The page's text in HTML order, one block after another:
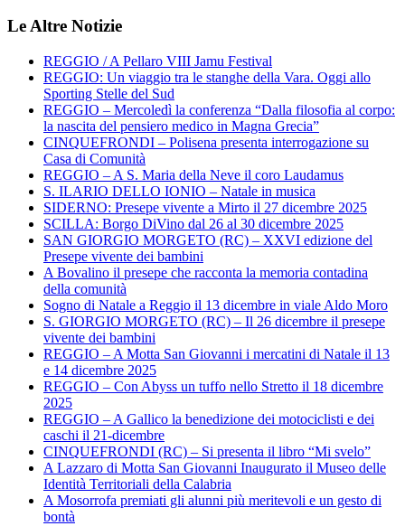
Le Altre Notizie
REGGIO / A Pellaro VIII Jamu Festival
REGGIO: Un viaggio tra le stanghe della Vara. Oggi allo
Sporting Stelle del Sud
REGGIO – Mercoledì la conferenza “Dalla filosofia al corpo:
la nascita del pensiero medico in Magna Grecia”
CINQUEFRONDI – Polisena presenta interrogazione su
Casa di Comunità
REGGIO – A S. Maria della Neve il coro Laudamus
S. ILARIO DELLO IONIO – Natale in musica
SIDERNO: Presepe vivente a Mirto il 27 dicembre 2025
SCILLA: Borgo DiVino dal 26 al 30 dicembre 2025
SAN GIORGIO MORGETO (RC) – XXVI edizione del
Presepe vivente dei bambini
A Bovalino il presepe che racconta la memoria contadina
della comunità
Sogno di Natale a Reggio il 13 dicembre in viale Aldo Moro
S. GIORGIO MORGETO (RC) – Il 26 dicembre il presepe
vivente dei bambini
REGGIO – A Motta San Giovanni i mercatini di Natale il 13
e 14 dicembre 2025
REGGIO – Con Abyss un tuffo nello Stretto il 18 dicembre
2025
REGGIO – A Gallico la benedizione dei motociclisti e dei
caschi il 21-dicembre
CINQUEFRONDI (RC) – Si presenta il libro “Mi svelo”
A Lazzaro di Motta San Giovanni Inaugurato il Museo delle
Identità Territoriali della Calabria
A Mosorrofa premiati gli alunni più meritevoli e un gesto di
bontà